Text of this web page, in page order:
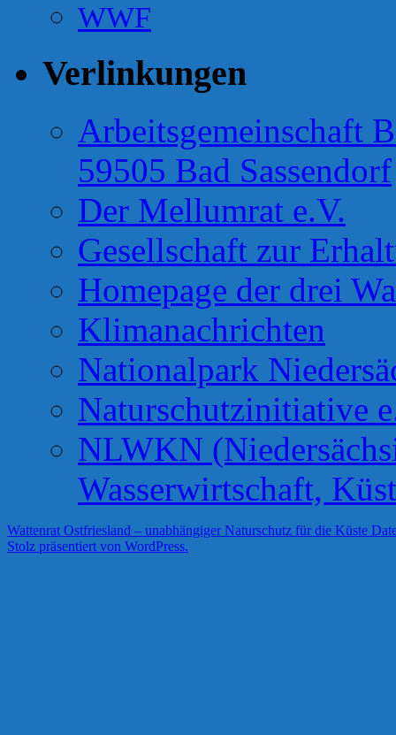
WWF
Verlinkungen
Arbeitsgemeinschaft
59505 Bad Sassendorf
Der Mellumrat e.V.
Gesellschaft zur
Homepage der drei
Klimanachrichten
Nationalpark
Naturschutzinitiative
NLWKN
Wasserwirtschaft,
Wattenrat Ostfriesland – unabhängiger Naturschutz für die Küste
Stolz präsentiert von WordPress.